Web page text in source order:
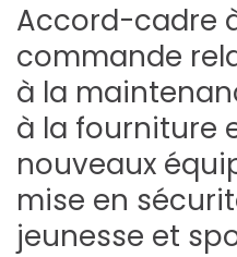
Accord-cadre
commande
à la
à la fourniture
nouveaux
mise en
jeunesse et